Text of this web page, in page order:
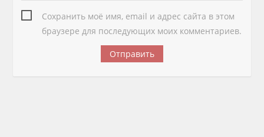
Сохранить моё имя, email и адрес сайта в этом
браузере для последующих моих комментариев.